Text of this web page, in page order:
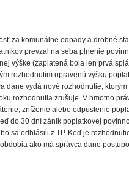
za komunálne odpady a drobné
prevzal na seba plnenie
výške (zaplatená bola len prvá
rozhodnutím upravenú výšku
dane vydá nové rozhodnutie,
rozhodnutia zrušuje. V hmotno
zníženie alebo odpustenie
do 30 dní zánik poplatkovej
sa odhlásili z TP. Keď je
ako má správca dane